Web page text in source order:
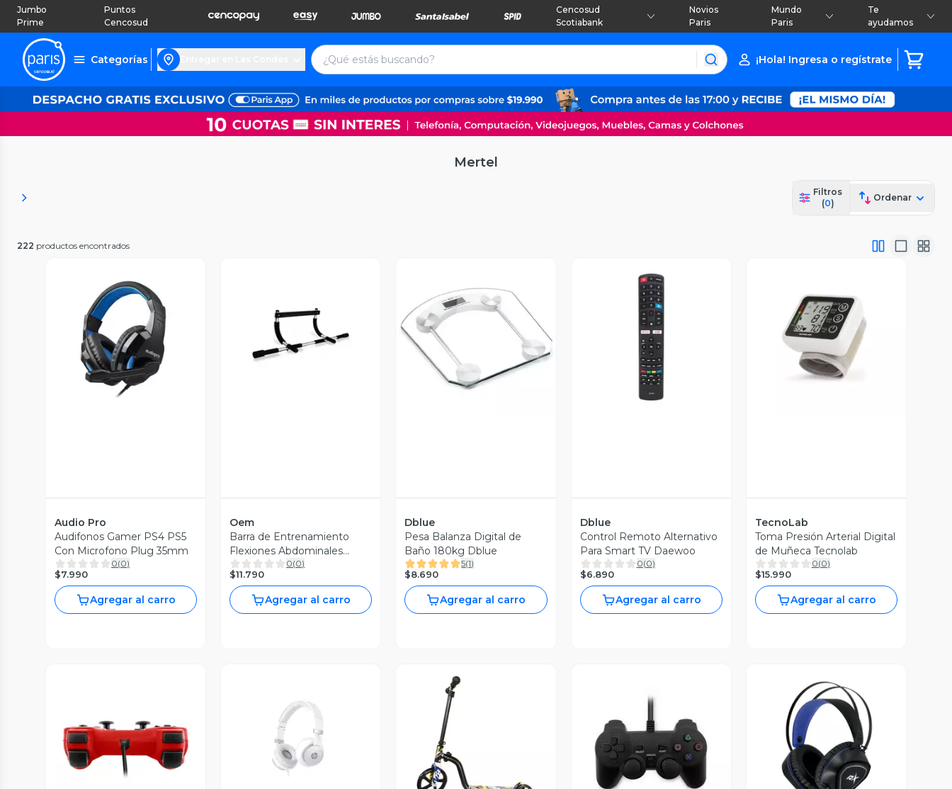
Jumbo
Prime
Puntos
Cencosud
Cencosud
Scotiabank
Novios
Paris
Mundo
Paris
Te
ayudamos
Categorías ¡Hola! Ingresa o regístrate
Mertel
Filtros
(0)
Ordenar
222 productos encontrados
Vista Previa
Audio Pro
Audifonos Gamer PS4 PS5
Con Microfono Plug 35mm
0(0)
$7.990
Agregar al carro
Vista Previa
Oem
Barra de Entrenamiento
Flexiones Abdominales
Pared
0(0)
$11.790
Agregar al carro
Dblue
Pesa Balanza Digital de
Baño 180kg Dblue
5(1)
$8.690
Agregar al carro
Vista Previa
Dblue
Control Remoto Alternativo
Para Smart TV Daewoo
0(0)
$6.890
Agregar al carro
Vista Previa
TecnoLab
Toma Presión Arterial Digital
de Muñeca Tecnolab
0(0)
$15.990
Agregar al carro
Vista Previa Vista Previa Vista Previa Vista Previa Vista Previa